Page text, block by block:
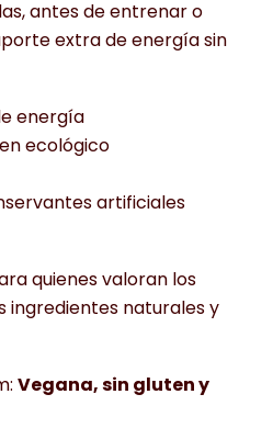
antes de entrenar o
extra de energía sin
energía
ecológico
artificiales
quienes valoran los
ingredientes naturales y
Vegana, sin gluten y